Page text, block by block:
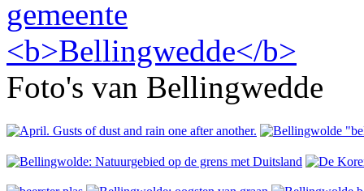
Foto's van Bellingwedde